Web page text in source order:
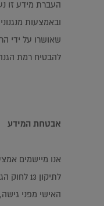
העברת מידע זו
ובאמצעות
שאושרו על ידי
להבטיח רמת
אבטחת המידע
אנו מיישמים
לתיקון
האישי מפני גישה,